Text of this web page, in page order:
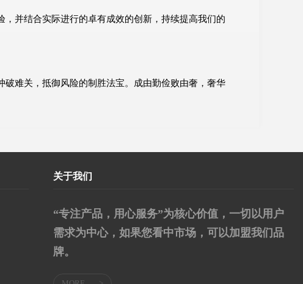
并结合实际进行的卓有成效的创新，持续提高我们的
难关，抵御风险的制胜法宝。成由勤俭败由奢，奢华
关于我们
“专注产品，用心服务”为核心价值，一切以用户
需求为中心，如果您看中市场，可以加盟我们品
牌。